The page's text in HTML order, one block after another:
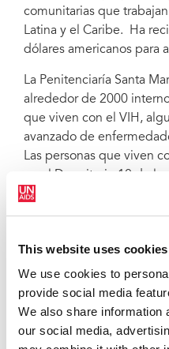
This website uses cookies
We use cookies to
provide social media
We also share information
our social media,
comunitarias que
Latina y el Caribe. Ha
dólares americanos para
La Penitenciaría Santa
alrededor de 2000
que viven con el VIH,
avanzado de
Las personas que viven
en el Dormitorio 10 de la
“El Dormitorio 10 está
condiciones de higiene y
protección individual
que han podido acceder
gracias a sus familias”,